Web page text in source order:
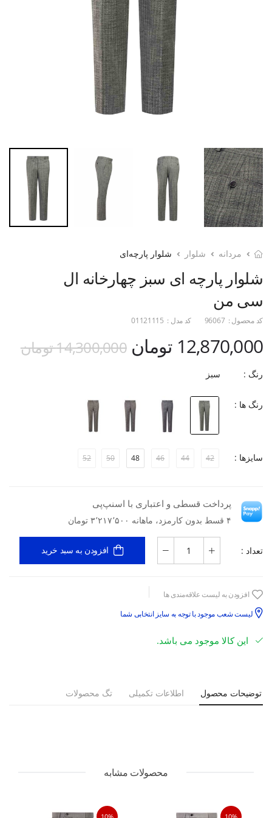
مردانه شلوار شلوار پارچه‌ای
شلوار پارچه ای سبز چهارخانه ال
سی من
کد محصول : 96067 کد مدل : 01121115
12,870,000 تومان 14,300,000 تومان
رنگ : سبز
رنگ ها :
سایزها : 42
44
46
48
50
52
پرداخت قسطی و اعتباری با اسنپ‌پی
۴ قسط بدون کارمزد، ماهانه ۳٬۲۱۷٬۵۰۰ تومان
تعداد : افزودن به سبد خرید
افزودن به لیست علاقه‌مندی ها
لیست شعب موجود با توجه به سایز انتخابی شما
این کالا موجود می باشد.
توضیحات محصول اطلاعات تکمیلی تگ محصولات
محصولات مشابه